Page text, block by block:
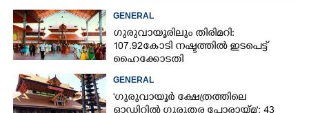
GENERAL
ഗുരുവായൂരിലും തിരിമറി:
107.92 കോടി നഷ്ടത്തിൽ ഇടപെട്ട്
ഹൈക്കോടതി
GENERAL
'ഗുരുവായൂർ ക്ഷേത്രത്തിലെ